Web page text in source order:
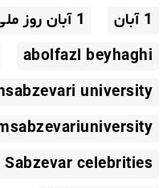
1 آبان
1 آبان روز ملی بیهقی
abolfazl beyhaghi
university
Sabzevar celebrities